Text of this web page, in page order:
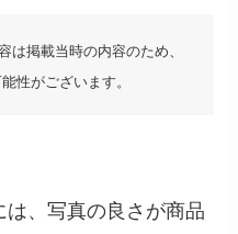
掲載当時の内容のため、
性がございます。
、写真の良さが商品